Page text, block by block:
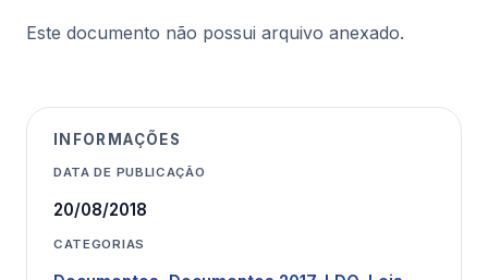
Este documento não possui arquivo anexado.
INFORMAÇÕES
DATA DE PUBLICAÇÃO
20/08/2018
CATEGORIAS